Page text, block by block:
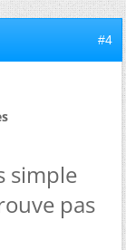
#4
simple
pas